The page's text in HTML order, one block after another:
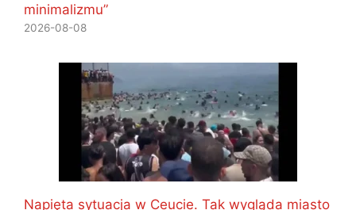
minimalizmu”
2026-08-08
Napięta sytuacja w Ceucie. Tak wygląda miasto